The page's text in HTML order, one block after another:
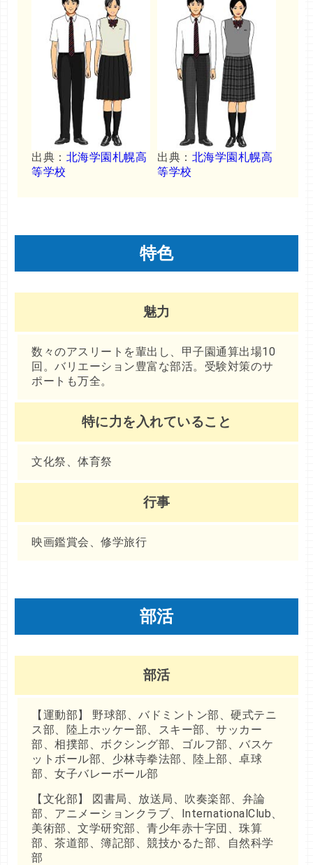
出典： 北海学園札幌高
等学校
出典： 北海学園札幌高
等学校
特色
魅力
数々のアスリートを輩出し、甲子園通算出場10
回。バリエーション豊富な部活。受験対策のサ
ポートも万全。
特に力を入れていること
文化祭、体育祭
行事
映画鑑賞会、修学旅行
部活
部活
【運動部】 野球部、バドミントン部、硬式テニ
ス部、陸上ホッケー部、スキー部、サッカー
部、相撲部、ボクシング部、ゴルフ部、バスケ
ットボール部、少林寺拳法部、陸上部、卓球
部、女子バレーボール部
【文化部】 図書局、放送局、吹奏楽部、弁論
部、アニメーションクラブ、InternationalClub、
美術部、文学研究部、青少年赤十字団、珠算
部、茶道部、簿記部、競技かるた部、自然科学
部